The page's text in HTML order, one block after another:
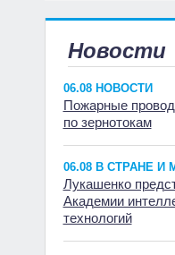
Новости
06.08 НОВОСТИ
Пожарные
по зернотокам
06.08 В СТРАНЕ И
Лукашенко
Академии
технологий